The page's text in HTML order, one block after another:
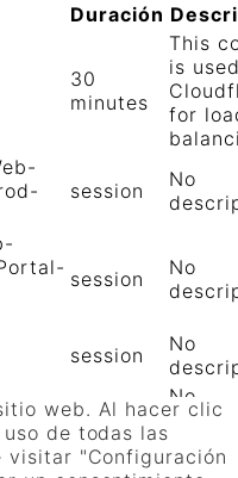
web. Al hacer clic
de todas las
visitar "Configuración
Duración
30
minutes
This
is
for
session
No
session
No
session
No
session
No